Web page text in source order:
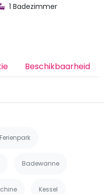
1 Badezimmer
Beschikbaarheid
Badewanne
Kessel